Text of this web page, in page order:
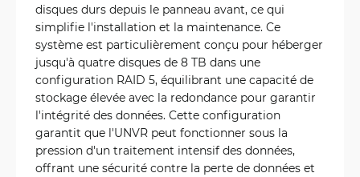
disques durs depuis le panneau avant, ce qui
simplifie l'installation et la maintenance. Ce
système est particulièrement conçu pour héberger
jusqu'à quatre disques de 8 TB dans une
configuration RAID 5, équilibrant une capacité de
stockage élevée avec la redondance pour garantir
l'intégrité des données. Cette configuration
garantit que l'UNVR peut fonctionner sous la
pression d'un traitement intensif des données,
offrant une sécurité contre la perte de données et